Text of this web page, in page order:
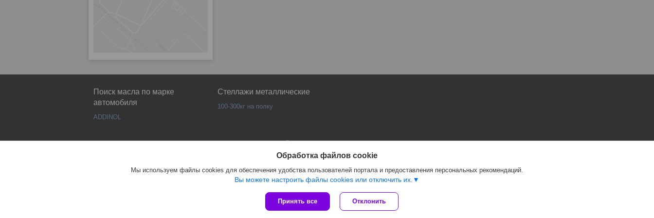
Поиск масла по марке
автомобиля
ADDINOL
Стеллажи металлические
100-300кг на полку
Сайт создан на платформе Deal.by
Политика обработки файлов cookies
Обработка файлов cookie
Мы используем файлы cookies для обеспечения удобства пользователей портала и предоставления персональных рекомендаций.
Вы можете настроить файлы cookies или отключить их.
Принять все Отклонить
PANKOR |
Пожаловаться на контент
Select Language ▼